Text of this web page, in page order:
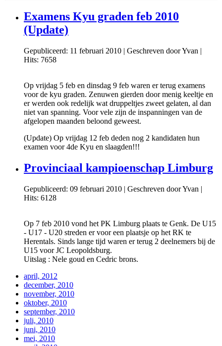
Examens Kyu graden feb 2010
(Update)
Gepubliceerd: 11 februari 2010 | Geschreven door Yvan |
Hits: 7658
Op vrijdag 5 feb en dinsdag 9 feb waren er terug examens
voor de kyu graden. Zenuwen gierden door menig keeltje en
er werden ook redelijk wat druppeltjes zweet gelaten, al dan
niet van spanning. Voor vele zijn de inspanningen van de
afgelopen maanden beloond geweest.
(Update) Op vrijdag 12 feb deden nog 2 kandidaten hun
examen voor 4de Kyu en slaagden!!!
Provinciaal kampioenschap Limburg
Gepubliceerd: 09 februari 2010 | Geschreven door Yvan |
Hits: 6128
Op 7 feb 2010 vond het PK Limburg plaats te Genk. De U15
- U17 - U20 streden er voor een plaatsje op het RK te
Herentals. Sinds lange tijd waren er terug 2 deelnemers bij de
U15 voor JC Leopoldsburg.
Uitslag : Nele goud en Cedric brons.
april, 2012
december, 2010
november, 2010
oktober, 2010
september, 2010
juli, 2010
juni, 2010
mei, 2010